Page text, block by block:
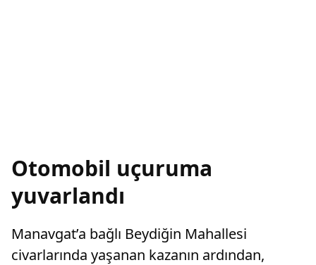
Otomobil uçuruma
yuvarlandı
Manavgat’a bağlı Beydiğin Mahallesi
civarlarında yaşanan kazanın ardından,